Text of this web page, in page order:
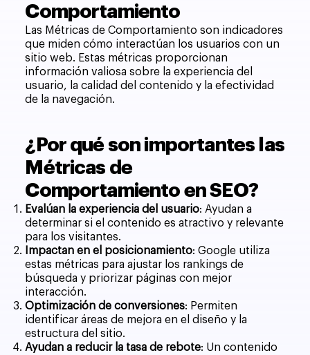
Comportamiento
Las Métricas de Comportamiento son indicadores
que miden cómo interactúan los usuarios con un
sitio web. Estas métricas proporcionan
información valiosa sobre la experiencia del
usuario, la calidad del contenido y la efectividad
de la navegación.
¿Por qué son importantes las
Métricas de
Comportamiento en SEO?
Evalúan la experiencia del usuario: Ayudan a
determinar si el contenido es atractivo y relevante
para los visitantes.
Impactan en el posicionamiento: Google utiliza
estas métricas para ajustar los rankings de
búsqueda y priorizar páginas con mejor
interacción.
Optimización de conversiones: Permiten
identificar áreas de mejora en el diseño y la
estructura del sitio.
Ayudan a reducir la tasa de rebote: Un contenido